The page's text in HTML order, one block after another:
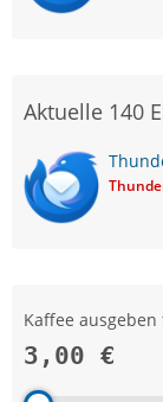
Aktuelle 140
Kaffee ausgeben
3,00 €